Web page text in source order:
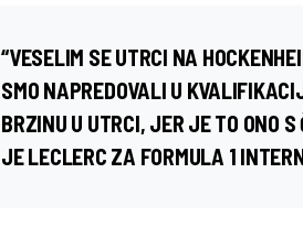
“VESELIM SE UTRCI NA
SMO NAPREDOVALI U
BRZINU U UTRCI, JER JE TO ONO
JE LECLERC ZA FORMULA 1